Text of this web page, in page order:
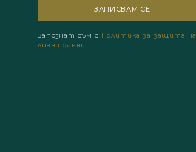
Запознат съм с Политика за защита на
лични данни